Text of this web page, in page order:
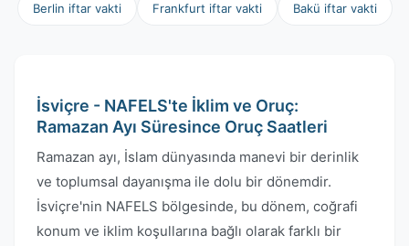
Berlin iftar vakti Frankfurt iftar vakti Bakü iftar vakti
İsviçre - NAFELS'te İklim ve Oruç:
Ramazan Ayı Süresince Oruç Saatleri
Ramazan ayı, İslam dünyasında manevi bir derinlik
ve toplumsal dayanışma ile dolu bir dönemdir.
İsviçre'nin NAFELS bölgesinde, bu dönem, coğrafi
konum ve iklim koşullarına bağlı olarak farklı bir